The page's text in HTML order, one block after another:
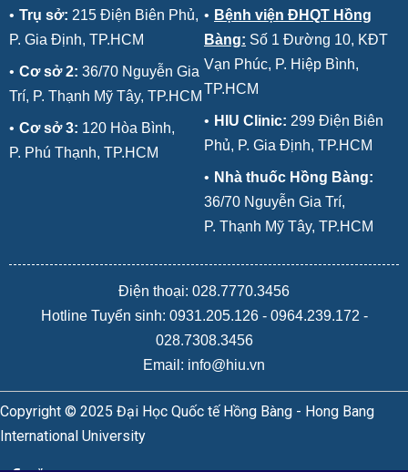
• Trụ sở: 215 Điện Biên Phủ,
P. Gia Định, TP.HCM
• Cơ sở 2: 36/70 Nguyễn Gia
Trí, P. Thạnh Mỹ Tây, TP.HCM
• Cơ sở 3: 120 Hòa Bình,
P. Phú Thạnh, TP.HCM
• Bệnh viện ĐHQT Hồng
Bàng: Số 1 Đường 10, KĐT
Vạn Phúc, P. Hiệp Bình,
TP.HCM
• HIU Clinic: 299 Điện Biên
Phủ, P. Gia Định, TP.HCM
• Nhà thuốc Hồng Bàng:
36/70 Nguyễn Gia Trí,
P. Thạnh Mỹ Tây, TP.HCM
Điện thoại: 028.7770.3456
Hotline Tuyển sinh: 0931.205.126- 0964.239.172 -
028.7308.3456
Email: info@hiu.vn
Copyright © 2025 Đại Học Quốc tế Hồng Bàng - Hong Bang
International University